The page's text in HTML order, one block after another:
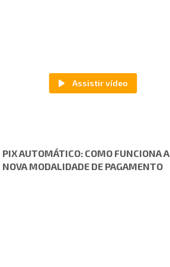
PIX AUTOMÁTICO: COMO FUNCIONA A
NOVA MODALIDADE DE PAGAMENTO